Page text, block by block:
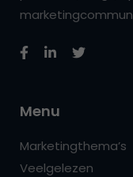
Menu
Marketingthema’s
Veelgelezen